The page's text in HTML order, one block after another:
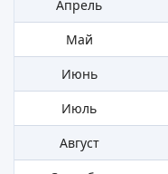
Апрель
Май
Июнь
Июль
Август